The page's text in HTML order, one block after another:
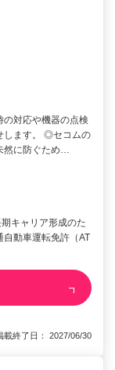
対応や機器の点検
します。 ◎セコムの
然に防ぐため…
キャリア形成のた
動車運転免許（AT
終了日： 2027/06/30